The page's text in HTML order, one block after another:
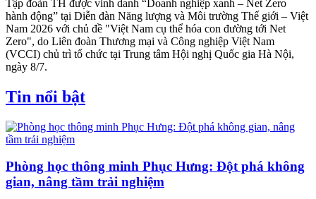
Tập đoàn TH được vinh danh “Doanh nghiệp xanh – Net Zero
hành động” tại Diễn đàn Năng lượng và Môi trường Thế giới – Việt
Nam 2026 với chủ đề "Việt Nam cụ thể hóa con đường tới Net
Zero", do Liên đoàn Thương mại và Công nghiệp Việt Nam
(VCCI) chủ trì tổ chức tại Trung tâm Hội nghị Quốc gia Hà Nội,
ngày 8/7.
Tin nổi bật
Phòng học thông minh Phục Hưng: Đột phá không
gian, nâng tầm trải nghiệm